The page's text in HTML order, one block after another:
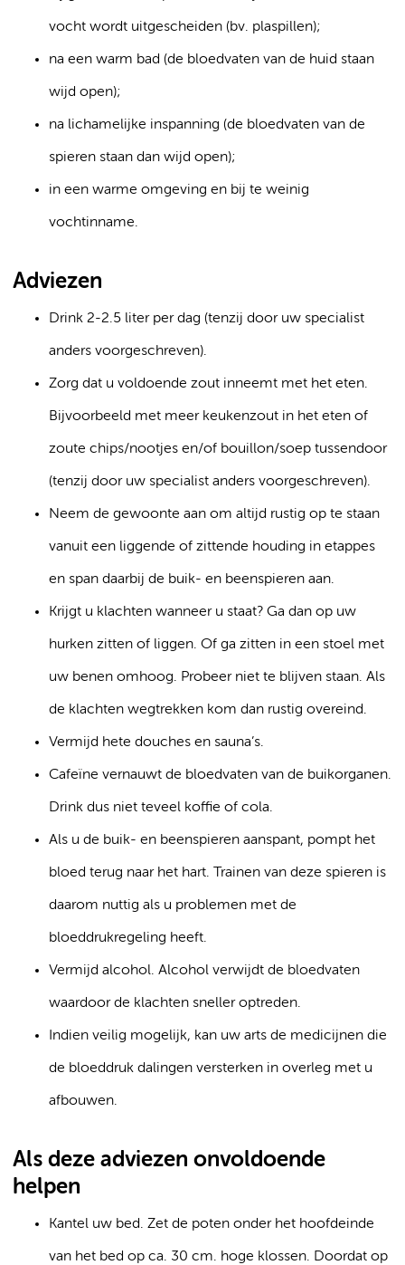
vocht wordt uitgescheiden (bv. plaspillen);
na een warm bad (de bloedvaten van de huid staan
wijd open);
na lichamelijke inspanning (de bloedvaten van de
spieren staan dan wijd open);
in een warme omgeving en bij te weinig
vochtinname.
Adviezen
Drink 2-2.5 liter per dag (tenzij door uw specialist
anders voorgeschreven).
Zorg dat u voldoende zout inneemt met het eten.
Bijvoorbeeld met meer keukenzout in het eten of
zoute chips/nootjes en/of bouillon/soep tussendoor
(tenzij door uw specialist anders voorgeschreven).
Neem de gewoonte aan om altijd rustig op te staan
vanuit een liggende of zittende houding in etappes
en span daarbij de buik- en beenspieren aan.
Krijgt u klachten wanneer u staat? Ga dan op uw
hurken zitten of liggen. Of ga zitten in een stoel met
uw benen omhoog. Probeer niet te blijven staan. Als
de klachten wegtrekken kom dan rustig overeind.
Vermijd hete douches en sauna’s.
Cafeïne vernauwt de bloedvaten van de buikorganen.
Drink dus niet teveel koffie of cola.
Als u de buik- en beenspieren aanspant, pompt het
bloed terug naar het hart. Trainen van deze spieren is
daarom nuttig als u problemen met de
bloeddrukregeling heeft.
Vermijd alcohol. Alcohol verwijdt de bloedvaten
waardoor de klachten sneller optreden.
Indien veilig mogelijk, kan uw arts de medicijnen die
de bloeddruk dalingen versterken in overleg met u
afbouwen.
Als deze adviezen onvoldoende
helpen
Kantel uw bed. Zet de poten onder het hoofdeinde
van het bed op ca. 30 cm. hoge klossen. Doordat op